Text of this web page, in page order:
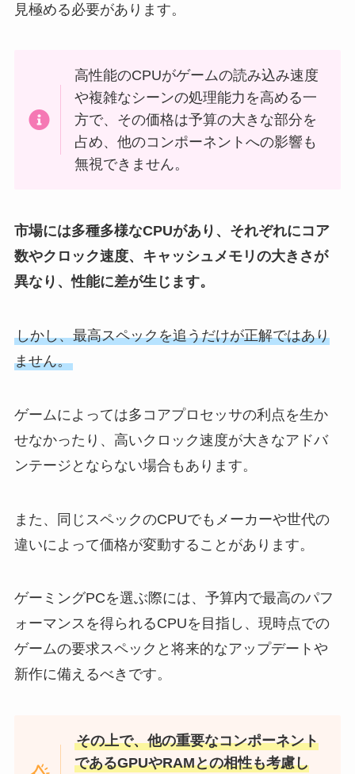
見極める必要があります。
高性能のCPUがゲームの読み込み速度
や複雑なシーンの処理能力を高める一
方で、その価格は予算の大きな部分を
占め、他のコンポーネントへの影響も
無視できません。
市場には多種多様なCPUがあり、それぞれにコア
数やクロック速度、キャッシュメモリの大きさが
異なり、性能に差が生じます。
しかし、最高スペックを追うだけが正解ではあり
ません。
ゲームによっては多コアプロセッサの利点を生か
せなかったり、高いクロック速度が大きなアドバ
ンテージとならない場合もあります。
また、同じスペックのCPUでもメーカーや世代の
違いによって価格が変動することがあります。
ゲーミングPCを選ぶ際には、予算内で最高のパフ
ォーマンスを得られるCPUを目指し、現時点での
ゲームの要求スペックと将来的なアップデートや
新作に備えるべきです。
その上で、他の重要なコンポーネント
であるGPUやRAMとの相性も考慮し